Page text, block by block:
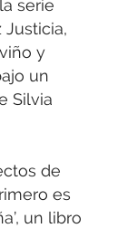
serie
Justicia,
y
un
Silvia
de
es
un libro